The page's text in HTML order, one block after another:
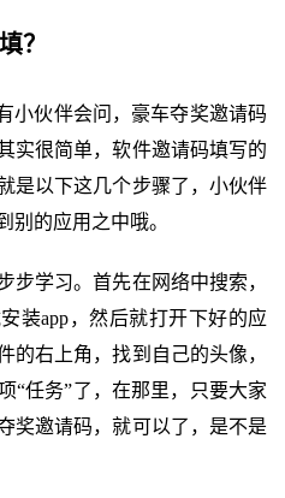
？
小伙伴会问，豪车夺奖邀请码
实很简单，软件邀请码填写的
是以下这几个步骤了，小伙伴
别的应用之中哦。
步学习。首先在网络中搜索，
装app，然后就打开下好的应
的右上角，找到自己的头像，
“任务”了，在那里，只要大家
奖邀请码，就可以了，是不是